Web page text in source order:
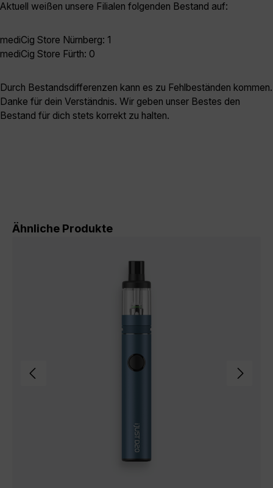
Aktuell weißen unsere Filialen folgenden Bestand auf:
mediCig Store Nürnberg: 1
mediCig Store Fürth: 0
Durch Bestandsdifferenzen kann es zu Fehlbeständen kommen.
Danke für dein Verständnis. Wir geben unser Bestes den
Bestand für dich stets korrekt zu halten.
Produktgalerie überspringen
Ähnliche Produkte